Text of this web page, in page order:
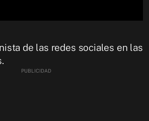
de las redes sociales en las